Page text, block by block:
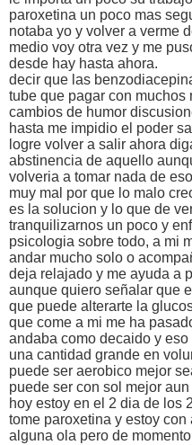
paroxetina un poco mas
notaba yo y volver a verme
medio voy otra vez y me
desde hay hasta ahora.
decir que las
tube que pagar con muchos
cambios de humor
hasta me impidio el poder
logre volver a salir ahora
abstinencia de aquello
volveria a tomar nada de
muy mal por que lo malo
es la solucion y lo que de
tranquilizarnos un poco y
psicologia sobre todo, a mi
andar mucho solo o
deja relajado y me ayuda a
aunque quiero señalar que
que puede alterarte la
que come a mi me ha
andaba como decaido y
una cantidad grande en
puede ser aerobico mejor
puede ser con sol mejor
hoy estoy en el 2 dia de los
tome paroxetina y estoy
alguna ola pero de